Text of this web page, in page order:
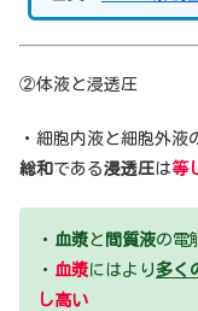
②体液と浸透圧
・細胞内液と細胞外液
総和である浸透圧は等
・ 血漿と 間質液の電
・ 血漿にはより 多く
し高い